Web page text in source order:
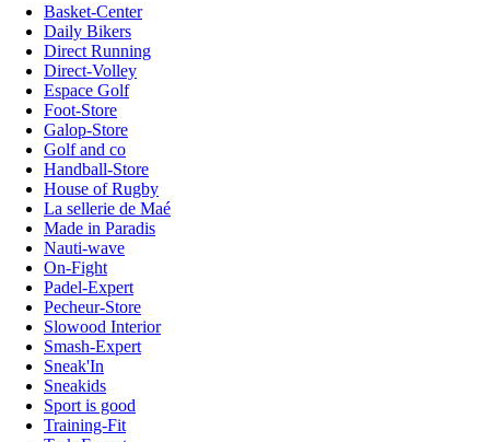
Basket-Center
Daily Bikers
Direct Running
Direct-Volley
Espace Golf
Foot-Store
Galop-Store
Golf and co
Handball-Store
House of Rugby
La sellerie de Maé
Made in Paradis
Nauti-wave
On-Fight
Padel-Expert
Pecheur-Store
Slowood Interior
Smash-Expert
Sneak'In
Sneakids
Sport is good
Training-Fit